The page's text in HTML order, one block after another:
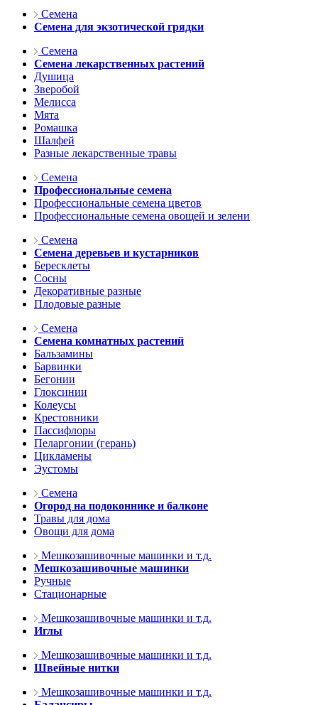
Семена
Семена для экзотической грядки
Семена
Семена лекарственных растений
Душица
Зверобой
Мелисса
Мята
Ромашка
Шалфей
Разные лекарственные травы
Семена
Профессиональные семена
Профессиональные семена цветов
Профессиональные семена овощей и зелени
Семена
Семена деревьев и кустарников
Бересклеты
Сосны
Декоративные разные
Плодовые разные
Семена
Семена комнатных растений
Бальзамины
Барвинки
Бегонии
Глоксинии
Колеусы
Крестовники
Пассифлоры
Пеларгонии (герань)
Цикламены
Эустомы
Семена
Огород на подоконнике и балконе
Травы для дома
Овощи для дома
Мешкозашивочные машинки и т.д.
Мешкозашивочные машинки
Ручные
Стационарные
Мешкозашивочные машинки и т.д.
Иглы
Мешкозашивочные машинки и т.д.
Швейные нитки
Мешкозашивочные машинки и т.д.